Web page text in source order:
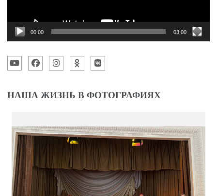
00:00 03:00
НАША ЖИЗНЬ В ФОТОГРАФИЯХ